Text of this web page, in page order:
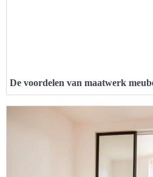
De voordelen van maatwerk